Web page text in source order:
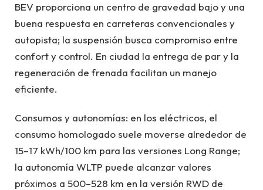
BEV proporciona un centro de gravedad bajo y una
buena respuesta en carreteras convencionales y
autopista; la suspensión busca compromiso entre
confort y control. En ciudad la entrega de par y la
regeneración de frenada facilitan un manejo
eficiente.
Consumos y autonomías: en los eléctricos, el
consumo homologado suele moverse alrededor de
15–17 kWh/100 km para las versiones Long Range;
la autonomía WLTP puede alcanzar valores
próximos a 500–528 km en la versión RWD de